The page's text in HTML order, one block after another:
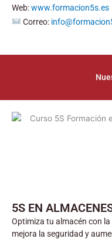
Web:www.formacion5s.es
Correo:
5S EN
Optimiza tu almacén con
mejora la seguridad y